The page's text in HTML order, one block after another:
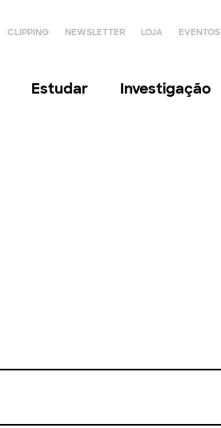
CLIPPING NEWSLETTER LOJA EVENTOS
Estudar Investigação